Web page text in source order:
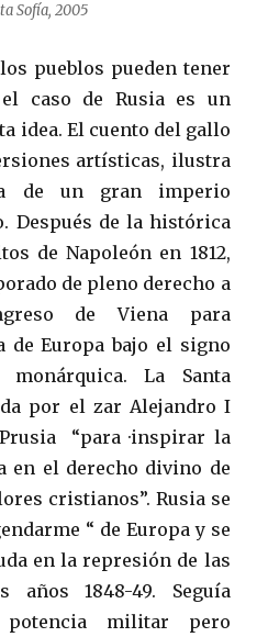
Sofía, 2005
pueblos pueden tener
caso de Rusia es un
idea. El cuento del gallo
artísticas, ilustra
de un gran imperio
Después de la histórica
de Napoleón en 1812,
de pleno derecho a
de Viena para
de Europa bajo el signo
La Santa
por el zar Alejandro I
“para ·inspirar la
en el derecho divino de
cristianos”. Rusia se
“ de Europa y se
en la represión de las
años 1848-49. Seguía
militar pero